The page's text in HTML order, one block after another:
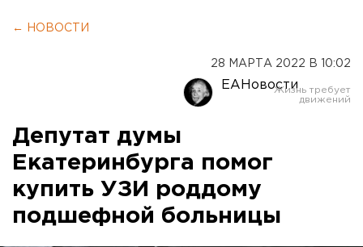
← НОВОСТИ
28 МАРТА 2022 В 10:02
ЕАНовости
Депутат думы
Екатеринбурга помог
купить УЗИ роддому
подшефной больницы